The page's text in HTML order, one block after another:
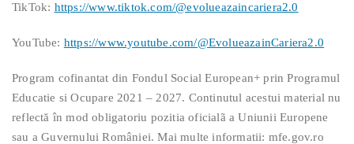
TikTok: https://www.tiktok.com/@evolueazaincariera2.0
YouTube: https://www.youtube.com/@EvolueazainCariera2.0
Program cofinantat din Fondul Social European+ prin Programul
Educatie si Ocupare 2021 – 2027. Continutul acestui material nu
reflectă în mod obligatoriu pozitia oficialã a Uniunii Europene
sau a Guvernului României. Mai multe informatii: mfe.gov.ro